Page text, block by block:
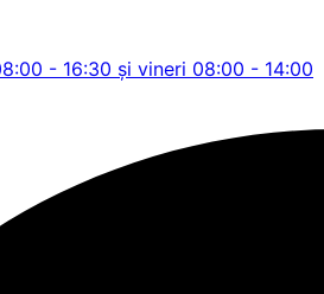
- 16:30 și vineri 08:00 - 14:00